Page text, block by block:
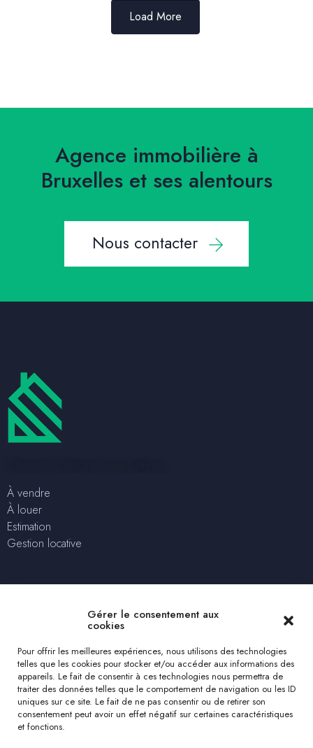
Gérer le consentement aux
cookies
Pour offrir les meilleures expériences, nous utilisons des technologies
telles que les cookies pour stocker et/ou accéder aux informations des
appareils. Le fait de consentir à ces technologies nous permettra de
traiter des données telles que le comportement de navigation ou les ID
uniques sur ce site. Le fait de ne pas consentir ou de retirer son
consentement peut avoir un effet négatif sur certaines caractéristiques
et fonctions.
Load More
Agence immobilière à
Bruxelles et ses alentours
Nous contacter
À vendre
À louer
Estimation
Gestion locative
solutions@clerensimmo.com
Estimation gratuite
Nous suivre